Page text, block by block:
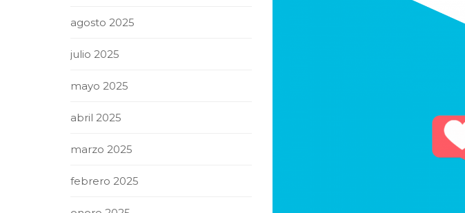
agosto 2025
julio 2025
mayo 2025
abril 2025
marzo 2025
febrero 2025